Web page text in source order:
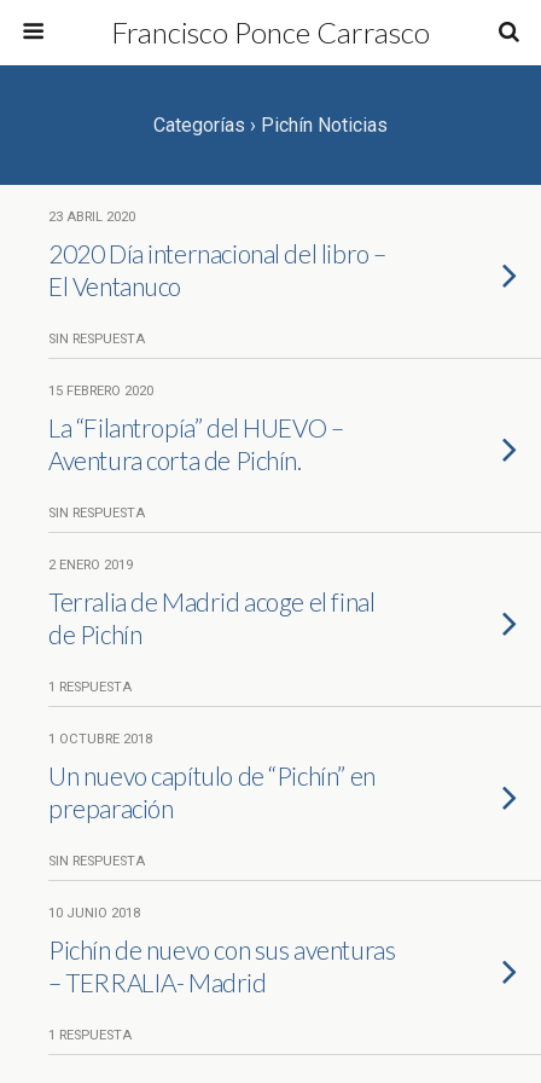
Francisco Ponce Carrasco
Categorías › Pichín Noticias
23 ABRIL 2020
2020 Día internacional del libro –
El Ventanuco
SIN RESPUESTA
15 FEBRERO 2020
La “Filantropía” del HUEVO –
Aventura corta de Pichín.
SIN RESPUESTA
2 ENERO 2019
Terralia de Madrid acoge el final
de Pichín
1 RESPUESTA
1 OCTUBRE 2018
Un nuevo capítulo de “Pichín” en
preparación
SIN RESPUESTA
10 JUNIO 2018
Pichín de nuevo con sus aventuras
– TERRALIA- Madrid
1 RESPUESTA